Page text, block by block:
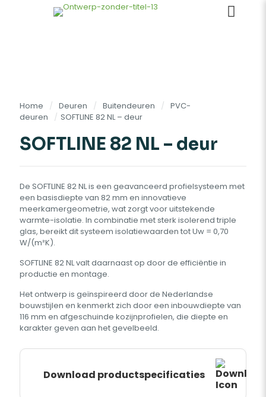
Home / Deuren / Buitendeuren / PVC-
deuren
/ SOFTLINE 82 NL – deur
SOFTLINE 82 NL – deur
De SOFTLINE 82 NL is een geavanceerd profielsysteem met
een basisdiepte van 82 mm en innovatieve
meerkamergeometrie, wat zorgt voor uitstekende
warmte-isolatie. In combinatie met sterk isolerend triple
glas, bereikt dit systeem isolatiewaarden tot Uw = 0,70
W/(m²K).
SOFTLINE 82 NL valt daarnaast op door de efficiëntie in
productie en montage.
Het ontwerp is geïnspireerd door de Nederlandse
bouwstijlen en kenmerkt zich door een inbouwdiepte van
116 mm en afgeschuinde kozijnprofielen, die diepte en
karakter geven aan het gevelbeeld.
Download productspecificaties